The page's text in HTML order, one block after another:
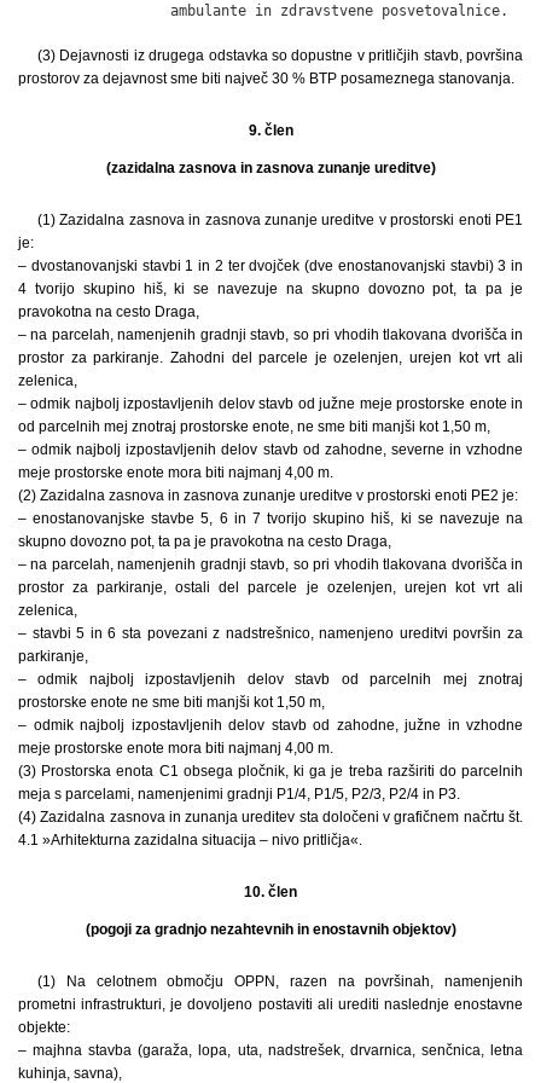
                  ambulante in zdravstvene posvetovalnice.
(3) Dejavnosti iz drugega odstavka so dopustne v pritličjih stavb, površina
prostorov za dejavnost sme biti največ 30 % BTP posameznega stanovanja.
9. člen
(zazidalna zasnova in zasnova zunanje ureditve)
(1) Zazidalna zasnova in zasnova zunanje ureditve v prostorski enoti PE1
je:
– dvostanovanjski stavbi 1 in 2 ter dvojček (dve enostanovanjski stavbi) 3 in
4 tvorijo skupino hiš, ki se navezuje na skupno dovozno pot, ta pa je
pravokotna na cesto Draga,
– na parcelah, namenjenih gradnji stavb, so pri vhodih tlakovana dvorišča in
prostor za parkiranje. Zahodni del parcele je ozelenjen, urejen kot vrt ali
zelenica,
– odmik najbolj izpostavljenih delov stavb od južne meje prostorske enote in
od parcelnih mej znotraj prostorske enote, ne sme biti manjši kot 1,50 m,
– odmik najbolj izpostavljenih delov stavb od zahodne, severne in vzhodne
meje prostorske enote mora biti najmanj 4,00 m.
(2) Zazidalna zasnova in zasnova zunanje ureditve v prostorski enoti PE2 je:
– enostanovanjske stavbe 5, 6 in 7 tvorijo skupino hiš, ki se navezuje na
skupno dovozno pot, ta pa je pravokotna na cesto Draga,
– na parcelah, namenjenih gradnji stavb, so pri vhodih tlakovana dvorišča in
prostor za parkiranje, ostali del parcele je ozelenjen, urejen kot vrt ali
zelenica,
– stavbi 5 in 6 sta povezani z nadstrešnico, namenjeno ureditvi površin za
parkiranje,
– odmik najbolj izpostavljenih delov stavb od parcelnih mej znotraj
prostorske enote ne sme biti manjši kot 1,50 m,
– odmik najbolj izpostavljenih delov stavb od zahodne, južne in vzhodne
meje prostorske enote mora biti najmanj 4,00 m.
(3) Prostorska enota C1 obsega pločnik, ki ga je treba razširiti do parcelnih
meja s parcelami, namenjenimi gradnji P1/4, P1/5, P2/3, P2/4 in P3.
(4) Zazidalna zasnova in zunanja ureditev sta določeni v grafičnem načrtu št.
4.1 »Arhitekturna zazidalna situacija – nivo pritličja«.
10. člen
(pogoji za gradnjo nezahtevnih in enostavnih objektov)
(1) Na celotnem območju OPPN, razen na površinah, namenjenih
prometni infrastrukturi, je dovoljeno postaviti ali urediti naslednje enostavne
objekte:
– majhna stavba (garaža, lopa, uta, nadstrešek, drvarnica, senčnica, letna
kuhinja, savna),